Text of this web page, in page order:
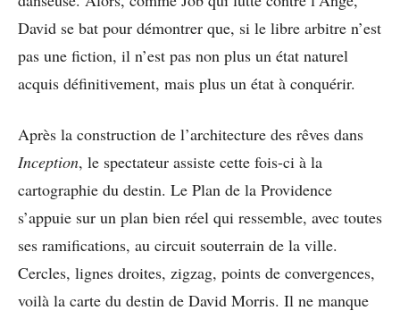
David se bat pour démontrer que, si le libre arbitre n’est
pas une fiction, il n’est pas non plus un état naturel
acquis définitivement, mais plus un état à conquérir.
Après la construction de l’architecture des rêves dans
Inception, le spectateur assiste cette fois-ci à la
cartographie du destin. Le Plan de la Providence
s’appuie sur un plan bien réel qui ressemble, avec toutes
ses ramifications, au circuit souterrain de la ville.
Cercles, lignes droites, zigzag, points de convergences,
voilà la carte du destin de David Morris. Il ne manque